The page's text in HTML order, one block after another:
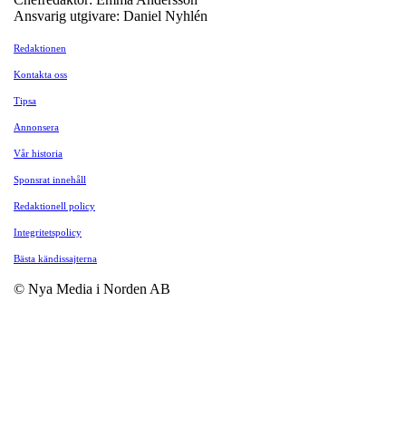
Ansvarig utgivare: Daniel Nyhlén
Redaktionen
Kontakta oss
Tipsa
Annonsera
Vår historia
Sponsrat innehåll
Redaktionell policy
Integritetspolicy
Bästa kändissajterna
© Nya Media i Norden AB